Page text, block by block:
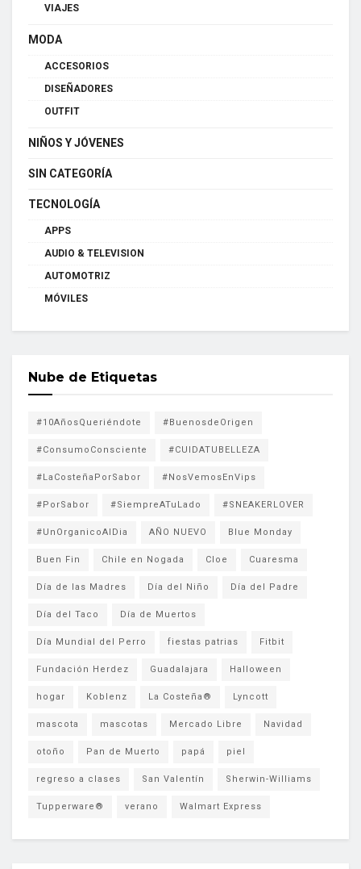
VIAJES
MODA
ACCESORIOS
DISEÑADORES
OUTFIT
NIÑOS Y JÓVENES
SIN CATEGORÍA
TECNOLOGÍA
APPS
AUDIO & TELEVISION
AUTOMOTRIZ
MÓVILES
Nube de Etiquetas
#10AñosQueriéndote #BuenosdeOrigen
#ConsumoConsciente #CUIDATUBELLEZA
#LaCosteñaPorSabor #NosVemosEnVips
#PorSabor #SiempreATuLado #SNEAKERLOVER
#UnOrganicoAlDia AÑO NUEVO Blue Monday
Buen Fin Chile en Nogada Cloe Cuaresma
Día de las Madres Día del Niño Día del Padre
Día del Taco Día de Muertos
Día Mundial del Perro fiestas patrias Fitbit
Fundación Herdez Guadalajara Halloween
hogar Koblenz La Costeña® Lyncott
mascota mascotas Mercado Libre Navidad
otoño Pan de Muerto papá piel
regreso a clases San Valentín Sherwin-Williams
Tupperware® verano Walmart Express